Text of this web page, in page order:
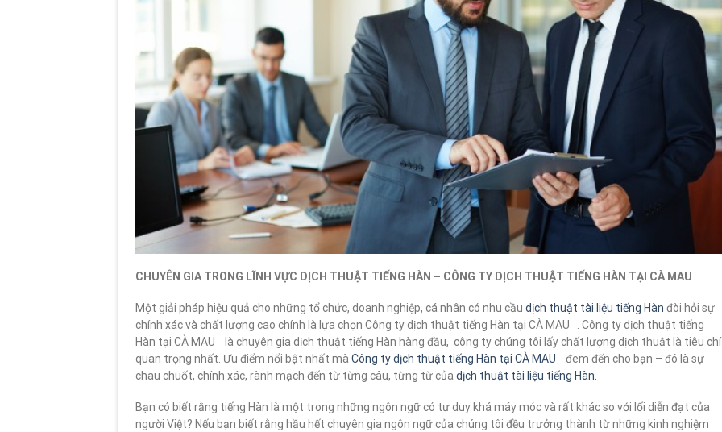
CHUYÊN GIA TRONG LĨNH VỰC DỊCH THUẬT TIẾNG HÀN – CÔNG TY DỊCH THUẬT TIẾNG HÀN TẠI CÀ MAU
Một giải pháp hiệu quả cho những tổ chức, doanh nghiệp, cá nhân có nhu cầu dịch thuật tài liệu tiếng Hàn đòi hỏi sự
chính xác và chất lượng cao chính là lựa chọn Công ty dịch thuật tiếng Hàn tại CÀ MAU . Công ty dịch thuật tiếng
Hàn tại CÀ MAU là chuyên gia dịch thuật tiếng Hàn hàng đầu, công ty chúng tôi lấy chất lượng dịch thuật là tiêu chí
quan trọng nhất. Ưu điểm nổi bật nhất mà Công ty dịch thuật tiếng Hàn tại CÀ MAU
đem đến cho bạn – đó là sự
chau chuốt, chính xác, rành mạch đến từ từng câu, từng từ của dịch thuật tài liệu tiếng Hàn.
Bạn có biết rằng tiếng Hàn là một trong những ngôn ngữ có tư duy khá máy móc và rất khác so với lối diễn đạt của
người Việt? Nếu bạn biết rằng hầu hết chuyên gia ngôn ngữ của chúng tôi đều trưởng thành từ những kinh nghiệm